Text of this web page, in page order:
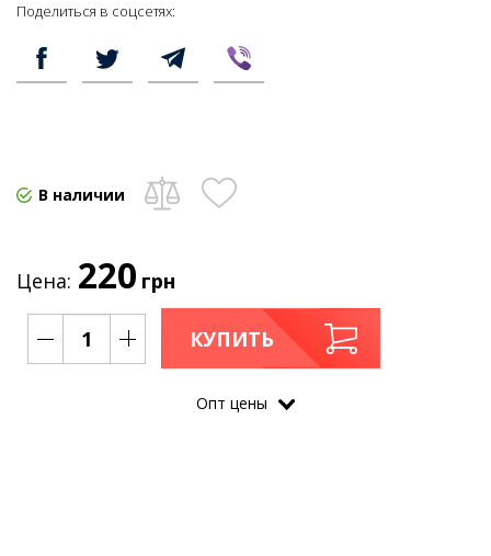
Поделиться в соцсетях:
В наличии
Цена: 220 грн
КУПИТЬ
Опт цены